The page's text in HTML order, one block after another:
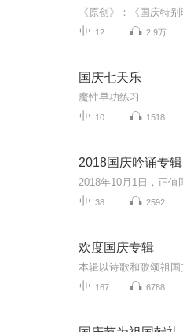
12 2.9万
国庆七天乐
魔性早功练习
10 1518
2018国庆吟诵专辑
38 2592
欢度国庆专辑
167 6788